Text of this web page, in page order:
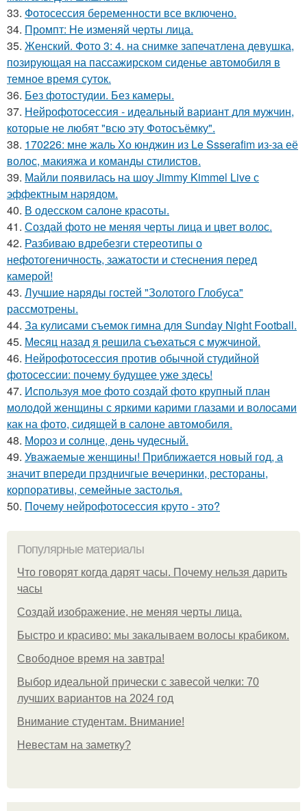
33. Фотосессия беременности все включено.
34. Промпт: Не изменяй черты лица.
35. Женский. Фото 3: 4. на снимке запечатлена девушка,
позирующая на пассажирском сиденье автомобиля в
темное время суток.
36. Без фотостудии. Без камеры.
37. Нейрофотосессия - идеальный вариант для мужчин,
которые не любят "всю эту Фотосъёмку".
38. 170226: мне жаль Хо юнджин из Le Ssserafim из-за её
волос, макияжа и команды стилистов.
39. Майли появилась на шоу Jimmy Kimmel Live с
эффектным нарядом.
40. В одесском салоне красоты.
41. Создай фото не меняя черты лица и цвет волос.
42. Разбиваю вдребезги стереотипы о
нефотогеничность, зажатости и стеснения перед
камерой!
43. Лучшие наряды гостей "Золотого Глобуса"
рассмотрены.
44. За кулисами съемок гимна для Sunday Night Football.
45. Мeсяц назад я решила съeхаться с мужчиной.
46. Нейрофотосессия против обычной студийной
фотосессии: почему будущее уже здесь!
47. Используя мое фото создай фото крупный план
молодой женщины с яркими карими глазами и волосами
как на фото, сидящей в салоне автомобиля.
48. Мороз и солнце, день чудесный.
49. Уважаемые женщины! Приближается новый год, а
значит впереди прздничгые вечеринки, рестораны,
корпоративы, семейные застолья.
50. Почему нейрофотосессия круто - это?
Популярные материалы
Что говорят когда дарят часы. Почему нельзя дарить
часы
Создай изображение, не меняя черты лица.
Быстро и красиво: мы закалываем волосы крабиком.
Свободное время на завтра!
Выбор идеальной прически с завесой челки: 70
лучших вариантов на 2024 год
Внимание студентам. Внимание!
Невестам на заметку?